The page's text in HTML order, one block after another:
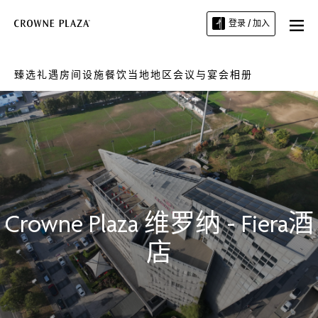
登录 / 加入
臻选礼遇 房间设施餐饮当地地区会议与宴会相册
Crowne Plaza 维罗纳 - Fiera酒
店